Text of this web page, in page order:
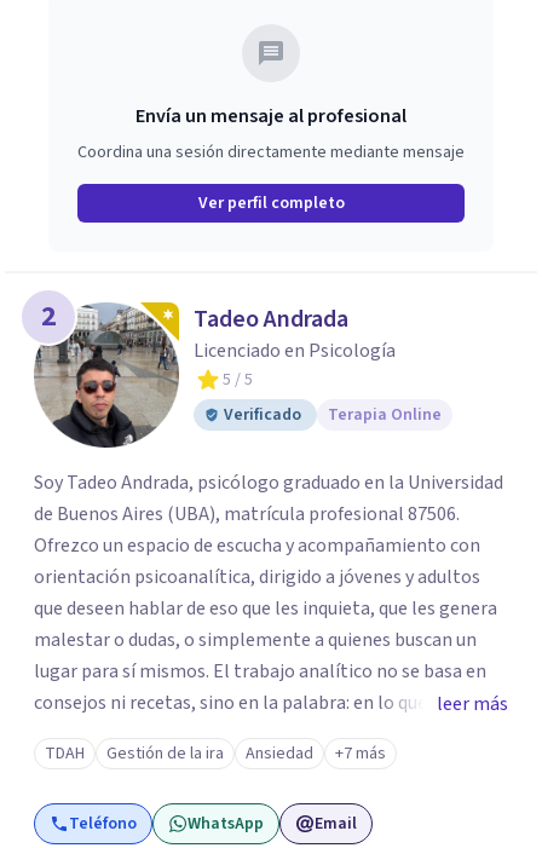
Envía un mensaje al profesional
Coordina una sesión directamente mediante mensaje
Ver perfil completo
2 Tadeo Andrada
Licenciado en Psicología
5 / 5
Verificado
Terapia Online
Soy Tadeo Andrada, psicólogo graduado en la Universidad
de Buenos Aires (UBA), matrícula profesional 87506.
Ofrezco un espacio de escucha y acompañamiento con
orientación psicoanalítica, dirigido a jóvenes y adultos
que deseen hablar de eso que les inquieta, que les genera
malestar o dudas, o simplemente a quienes buscan un
lugar para sí mismos. El trabajo analítico no se basa en
consejos ni recetas, sino en la palabra: en lo que cada
quien puede decir de su historia, de su deseo, de su
malestar... En el encuentro con un analista se abre la
posibilidad de pensar de otro modo eso que hasta ahora
parecía sin salida.
leer más
TDAH Gestión de la ira Ansiedad +7 más
Teléfono WhatsApp Email